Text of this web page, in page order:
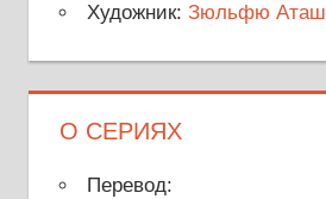
Художник: Зюльфю Аташ
О СЕРИЯХ
Перевод: